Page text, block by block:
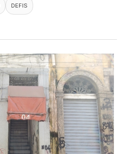
DEFIS